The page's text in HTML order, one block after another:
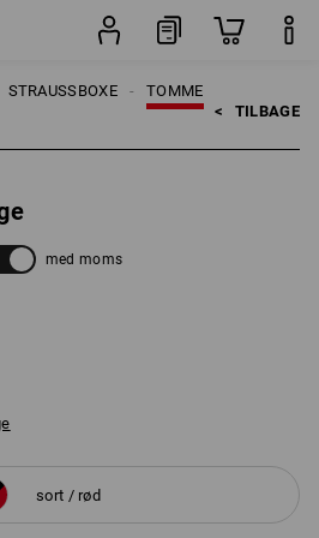
TOMME
STRAUSSBOXE
< TILBAGE
med moms
sort / rød